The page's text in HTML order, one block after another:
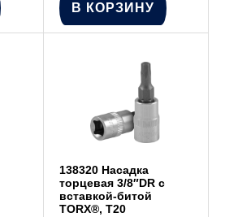
В КОРЗИНУ
138320 Насадка
торцевая 3/8″DR с
вставкой-битой
TORX®, T20